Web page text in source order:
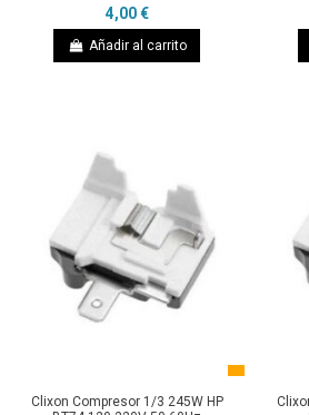
4,00 €
Añadir al carrito
Clixon Compresor 1/3 245W HP